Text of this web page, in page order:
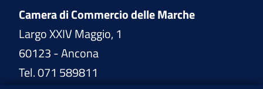
Camera di Commercio delle Marche
Largo XXIV Maggio, 1
60123 - Ancona
Tel. 071 589811